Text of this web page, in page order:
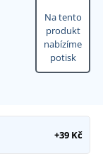
Na tento
produkt
nabízíme
potisk
+39 Kč